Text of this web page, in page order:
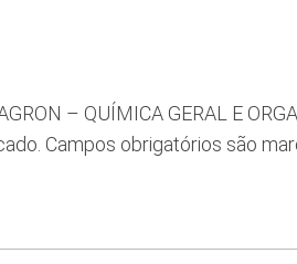
– QUÍMICA GERAL E
Campos obrigatórios são